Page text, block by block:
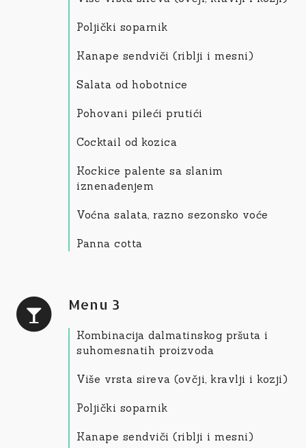
Poljički soparnik
Kanape sendviči (riblji i mesni)
Salata od hobotnice
Pohovani pileći prutići
Cocktail od kozica
Kockice palente sa slanim
iznenađenjem
Voćna salata, razno sezonsko voće
Panna cotta
Menu 3
Kombinacija dalmatinskog pršuta i
suhomesnatih proizvoda
Više vrsta sireva (ovčji, kravlji i kozji)
Poljički soparnik
Kanape sendviči (riblji i mesni)